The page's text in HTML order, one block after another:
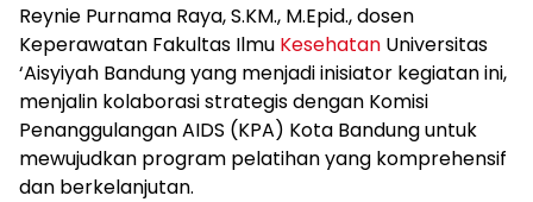
Reynie Purnama Raya, S.KM., M.Epid., dosen
Keperawatan Fakultas Ilmu Kesehatan Universitas
‘Aisyiyah Bandung yang menjadi inisiator kegiatan ini,
menjalin kolaborasi strategis dengan Komisi
Penanggulangan AIDS (KPA) Kota Bandung untuk
mewujudkan program pelatihan yang komprehensif
dan berkelanjutan.